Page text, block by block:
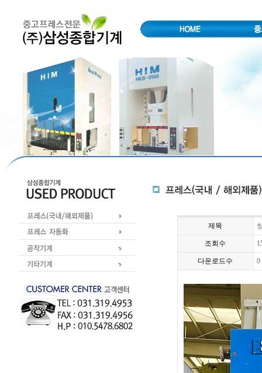
제목
조회수
다운로드수 0